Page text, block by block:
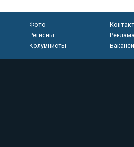
Фото
Регионы
Колумнисты
Реклама